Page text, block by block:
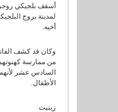
أسقف بلجيكي
لمدينة بروج
أخيه.
من ممارسة
السادس عشر لأنهم
الأطفال.
زينيت